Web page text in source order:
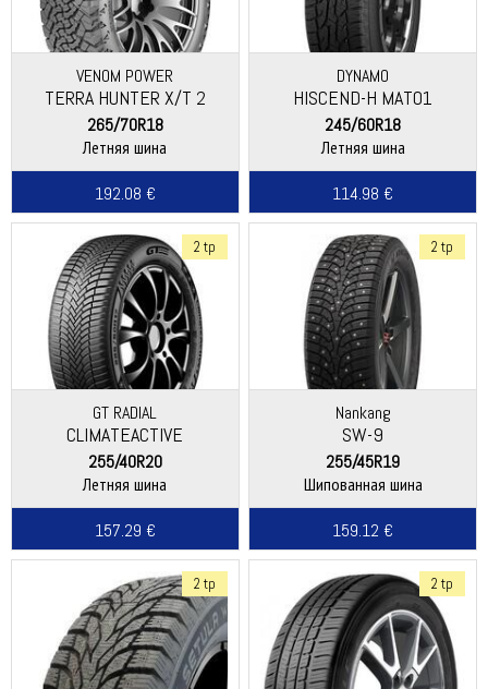
VENOM POWER
TERRA HUNTER X/T 2
265/70R18
Летняя шина
192.08 €
DYNAMO
HISCEND-H MAT01
245/60R18
Летняя шина
114.98 €
2 tp
GT RADIAL
CLIMATEACTIVE
255/40R20
Летняя шина
157.29 €
2 tp
Nankang
SW-9
255/45R19
Шипованная шина
159.12 €
2 tp 2 tp